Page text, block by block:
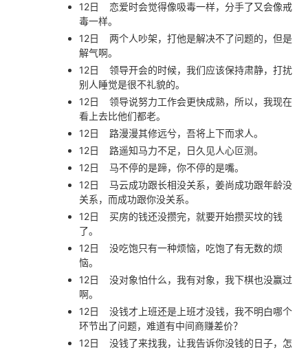
12日
恋爱时会觉得像吸毒一样，分手了又会像戒
毒一样。
12日
两个人吵架，打他是解决不了问题的，但是
解气啊。
12日
领导开会的时候，我们应该保持肃静，打扰
别人睡觉是很不礼貌的。
12日
领导说努力工作会更快成熟，所以，我现在
看上去比他们都老。
12日
路漫漫其修远兮，吾将上下而求人。
12日
路遥知马力不足，日久见人心叵测。
12日
马不停的是蹄，你不停的是嘴。
12日
马云成功跟长相没关系，姜尚成功跟年龄没
关系，而成功跟你没关系。
12日
买房的钱还没攒完，就要开始攒买坟的钱
了。
12日
没吃饱只有一种烦恼，吃饱了有无数的烦
恼。
12日
没对象怕什么，我有对象，我下棋也没赢过
啊。
12日
没钱才上班还是上班才没钱，我不明白哪个
环节出了问题，难道有中间商赚差价？
12日
没钱了来找我，让我告诉你没钱的日子，怎